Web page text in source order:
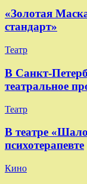
«Золотая
стандарт»
Театр
В Санкт-
театральное
Театр
В театре
психотерапевте
Кино